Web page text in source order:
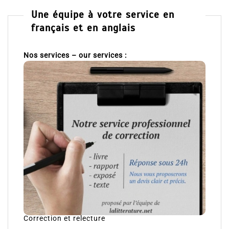
Une équipe à votre service en
français et en anglais
Nos services – our services :
Correction et relecture